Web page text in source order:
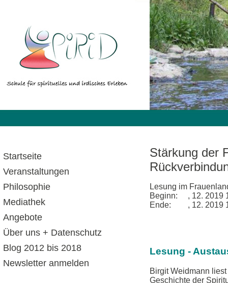
Startseite
Veranstaltungen
Philosophie
Mediathek
Angebote
Über uns + Datenschutz
Blog 2012 bis 2018
Newsletter anmelden
Stärkung der
Lesung im
Beginn:
, 12. 2019
Ende:
, 12. 2019
Lesung -
Birgit Weidmann
Geschichte der